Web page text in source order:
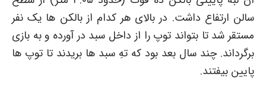
سالن ارتفاع داشت. در بالای هر کدام از بالکن ها یک نفر
مستقر شد تا بتواند توپ را از داخل سبد در آورده و به بازی
برگرداند. چند سال بعد بود که تهِ سبد ها بریدند تا توپ ها
پایین بیفتند.